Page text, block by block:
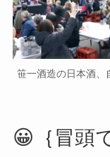
笹一酒造の日本酒、
😀｛冒頭